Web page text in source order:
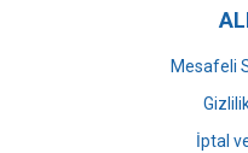
Mesafeli
İptal